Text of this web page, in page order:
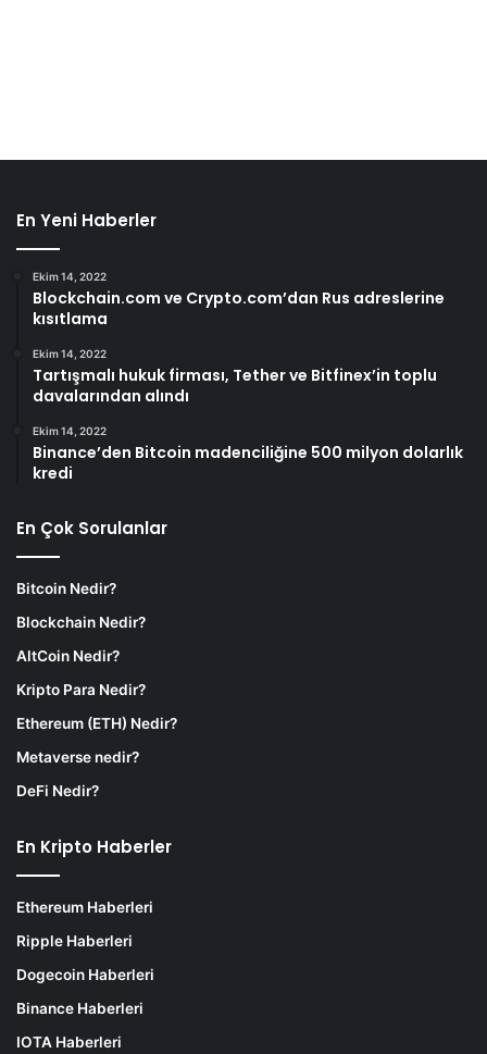
En Yeni Haberler
Ekim 14, 2022
Blockchain.com ve Crypto.com’dan Rus adreslerine
kısıtlama
Ekim 14, 2022
Tartışmalı hukuk firması, Tether ve Bitfinex’in toplu
davalarından alındı
Ekim 14, 2022
Binance’den Bitcoin madenciliğine 500 milyon dolarlık
kredi
En Çok Sorulanlar
Bitcoin Nedir?
Blockchain Nedir?
AltCoin Nedir?
Kripto Para Nedir?
Ethereum (ETH) Nedir?
Metaverse nedir?
DeFi Nedir?
En Kripto Haberler
Ethereum Haberleri
Ripple Haberleri
Dogecoin Haberleri
Binance Haberleri
IOTA Haberleri